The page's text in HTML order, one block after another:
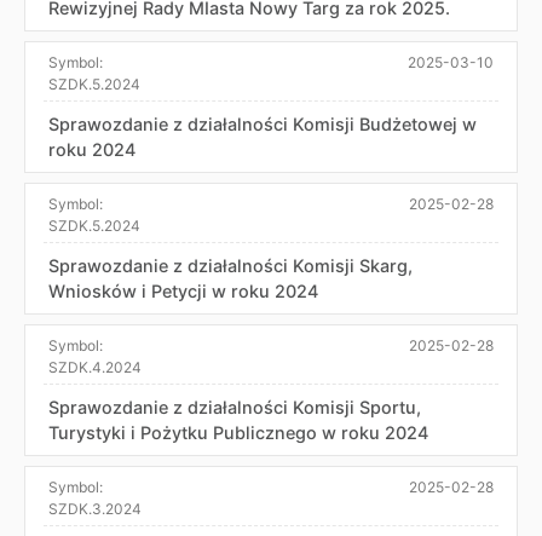
Rewizyjnej Rady MIasta Nowy Targ za rok 2025.
Symbol:
SZDK.5.2024
2025-03-10
Sprawozdanie z działalności Komisji Budżetowej w
roku 2024
Symbol:
SZDK.5.2024
2025-02-28
Sprawozdanie z działalności Komisji Skarg,
Wniosków i Petycji w roku 2024
Symbol:
SZDK.4.2024
2025-02-28
Sprawozdanie z działalności Komisji Sportu,
Turystyki i Pożytku Publicznego w roku 2024
Symbol:
SZDK.3.2024
2025-02-28